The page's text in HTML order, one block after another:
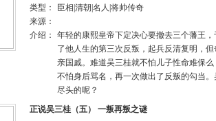
类型：
臣相|清朝|名人|将帅传奇
来源：
介绍：
年轻的康熙皇帝下定决心要撤去三个藩王
了他人生的第三次反叛，起兵反清复明，
亲国戚。难道吴三桂就不怕儿子性命难保
不怕身后骂名，再一次做出了反叛的勾当
尽头的呢？
正说吴三桂（五） 一叛再叛之谜